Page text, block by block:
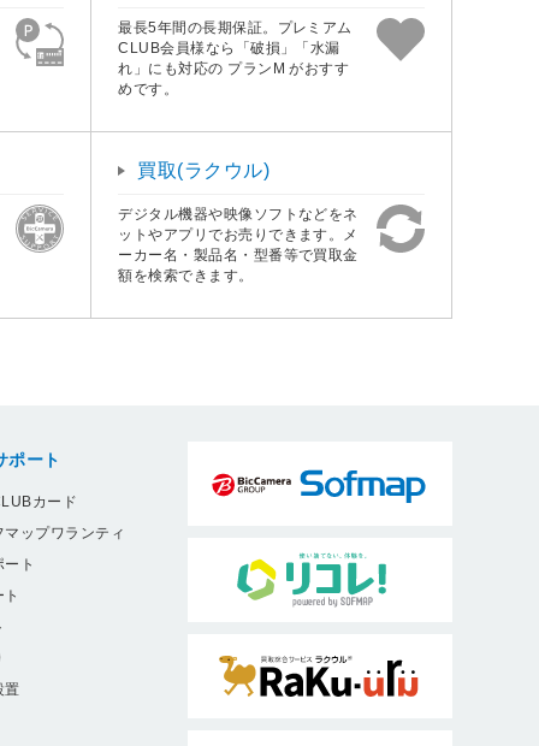
最長5年間の長期保証。プレミアム
CLUB会員様なら「破損」「水漏
れ」にも対応の プランM がおすす
めです。
買取(ラクウル)
デジタル機器や映像ソフトなどをネ
ットやアプリでお売りできます。メ
ーカー名・製品名・型番等で買取金
額を検索できます。
ポート
カード
ップワランティ
ト
置